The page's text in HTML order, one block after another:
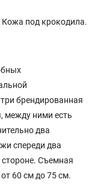
Кожа под крокодила.
брендированная
между ними есть
два
спереди два
Съемная
60 см до 75 см.